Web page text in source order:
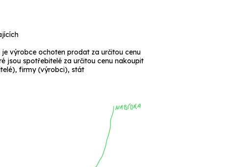
výrobce ochoten prodat za určitou cenu
jsou spotřebitelé za určitou cenu nakoupit
firmy (výrobci), stát